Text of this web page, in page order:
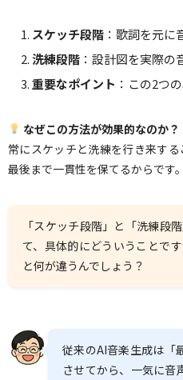
スケッチ段階 ：歌詞を元に
洗練段階 ：設計図を実際
重要なポイント ：この2つ
なぜこの方法が効果的なのか？
常にスケッチと洗練を行き来す
最後まで一貫性を保てるからです。
「スケッチ段階」と「洗練段
て、具体的にどういうことで
と何が違うんでしょう？
従来のAI音楽生成は「
させてから、一気に音